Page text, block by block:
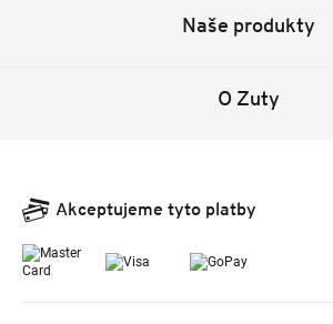
Naše produkty
O Zuty
Akceptujeme tyto platby